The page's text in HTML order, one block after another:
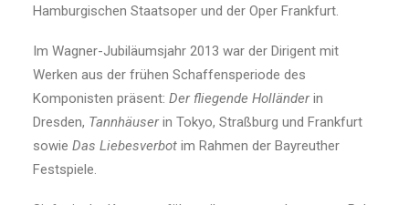
Hamburgischen Staatsoper und der Oper Frankfurt.
Im Wagner-Jubiläumsjahr 2013 war der Dirigent mit
Werken aus der frühen Schaffensperiode des
Komponisten präsent: Der fliegende Holländerin
Dresden, Tannhäuserin Tokyo, Straßburg und Frankfurt
sowie Das Liebesverbot im Rahmen der Bayreuther
Festspiele.